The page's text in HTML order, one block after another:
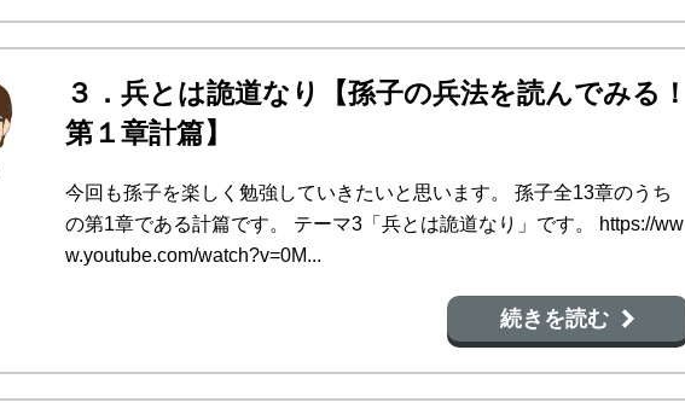
３．兵とは詭道なり【孫子の兵法を読んでみる！
第１章計篇】
今回も孫子を楽しく勉強していきたいと思います。 孫子全13章のうち
の第1章である計篇です。 テーマ3「兵とは詭道なり」です。 https://ww
w.youtube.com/watch?v=0M...
続きを読む